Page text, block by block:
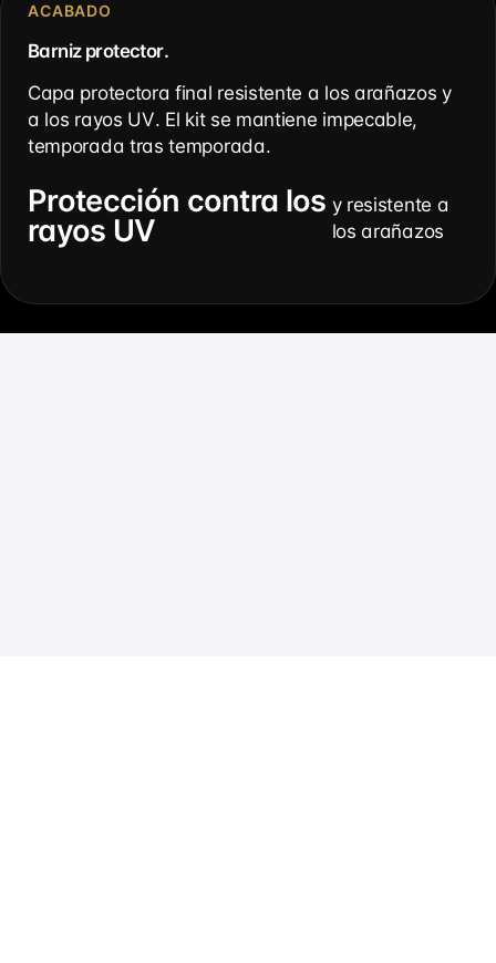
ACABADO
Barniz protector.
Capa protectora final resistente a los arañazos y
a los rayos UV. El kit se mantiene impecable,
temporada tras temporada.
Protección contra los
rayos UV
y resistente a
los arañazos